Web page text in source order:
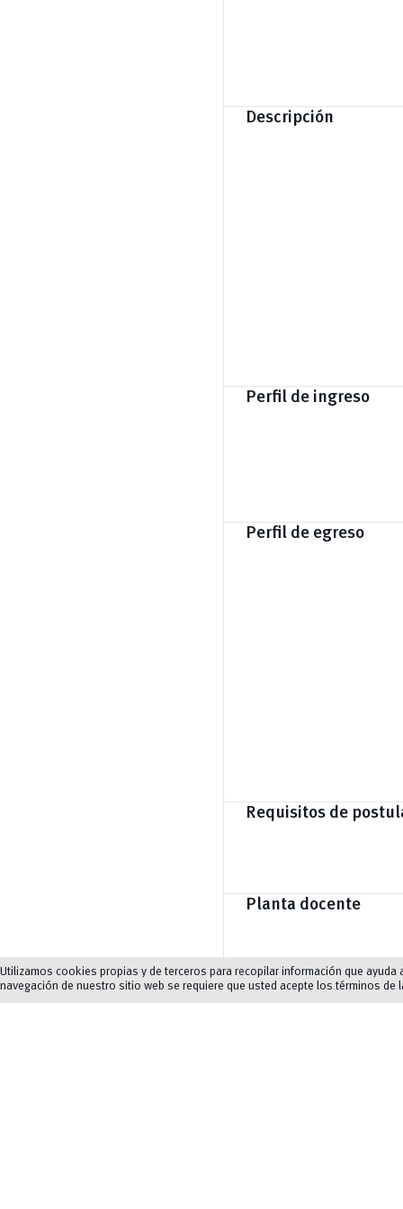
Descripción
Perfil de ingreso
Perfil de egreso
Requisitos de
Planta docente
Líneas de
Utilizamos cookies propias y de terceros para recopilar información que ayuda
navegación de nuestro sitio web se requiere que usted acepte los términos de